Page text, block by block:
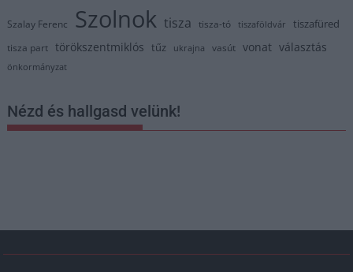
Szalay Ferenc Szolnok tisza tisza-tó tiszaföldvár tiszafüred
tisza part törökszentmiklós tűz ukrajna vasút vonat választás
önkormányzat
Nézd és hallgasd velünk!